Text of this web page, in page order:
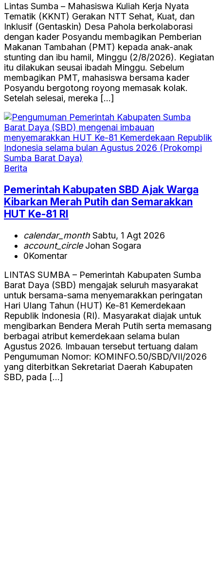
Lintas Sumba – Mahasiswa Kuliah Kerja Nyata
Tematik (KKNT) Gerakan NTT Sehat, Kuat, dan
Inklusif (Gentaskin) Desa Pahola berkolaborasi
dengan kader Posyandu membagikan Pemberian
Makanan Tambahan (PMT) kepada anak-anak
stunting dan ibu hamil, Minggu (2/8/2026). Kegiatan
itu dilakukan seusai ibadah Minggu. Sebelum
membagikan PMT, mahasiswa bersama kader
Posyandu bergotong royong memasak kolak.
Setelah selesai, mereka […]
Berita
Pemerintah Kabupaten SBD Ajak Warga
Kibarkan Merah Putih dan Semarakkan
HUT Ke-81 RI
calendar_month Sabtu, 1 Agt 2026
account_circleJohan Sogara
0Komentar
LINTAS SUMBA – Pemerintah Kabupaten Sumba
Barat Daya (SBD) mengajak seluruh masyarakat
untuk bersama-sama menyemarakkan peringatan
Hari Ulang Tahun (HUT) Ke-81 Kemerdekaan
Republik Indonesia (RI). Masyarakat diajak untuk
mengibarkan Bendera Merah Putih serta memasang
berbagai atribut kemerdekaan selama bulan
Agustus 2026. Imbauan tersebut tertuang dalam
Pengumuman Nomor: KOMINFO.50/SBD/VII/2026
yang diterbitkan Sekretariat Daerah Kabupaten
SBD, pada […]